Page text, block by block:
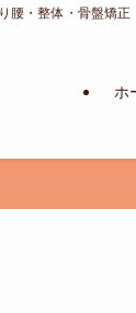
腰・整体・骨盤矯
ホ